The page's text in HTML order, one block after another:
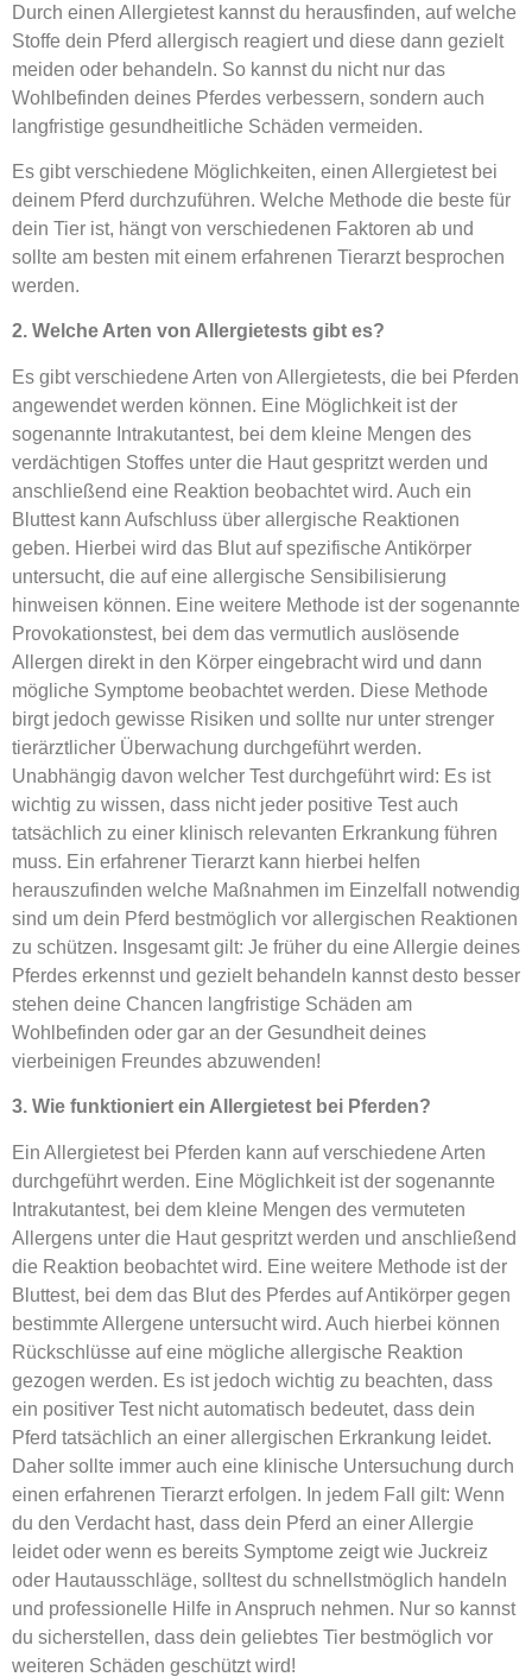
Durch einen Allergietest kannst du herausfinden, auf welche
Stoffe dein Pferd allergisch reagiert und diese dann gezielt
meiden oder behandeln. So kannst du nicht nur das
Wohlbefinden deines Pferdes verbessern, sondern auch
langfristige gesundheitliche Schäden vermeiden.
Es gibt verschiedene Möglichkeiten, einen Allergietest bei
deinem Pferd durchzuführen. Welche Methode die beste für
dein Tier ist, hängt von verschiedenen Faktoren ab und
sollte am besten mit einem erfahrenen Tierarzt besprochen
werden.
2. Welche Arten von Allergietests gibt es?
Es gibt verschiedene Arten von Allergietests, die bei Pferden
angewendet werden können. Eine Möglichkeit ist der
sogenannte Intrakutantest, bei dem kleine Mengen des
verdächtigen Stoffes unter die Haut gespritzt werden und
anschließend eine Reaktion beobachtet wird. Auch ein
Bluttest kann Aufschluss über allergische Reaktionen
geben. Hierbei wird das Blut auf spezifische Antikörper
untersucht, die auf eine allergische Sensibilisierung
hinweisen können. Eine weitere Methode ist der sogenannte
Provokationstest, bei dem das vermutlich auslösende
Allergen direkt in den Körper eingebracht wird und dann
mögliche Symptome beobachtet werden. Diese Methode
birgt jedoch gewisse Risiken und sollte nur unter strenger
tierärztlicher Überwachung durchgeführt werden.
Unabhängig davon welcher Test durchgeführt wird: Es ist
wichtig zu wissen, dass nicht jeder positive Test auch
tatsächlich zu einer klinisch relevanten Erkrankung führen
muss. Ein erfahrener Tierarzt kann hierbei helfen
herauszufinden welche Maßnahmen im Einzelfall notwendig
sind um dein Pferd bestmöglich vor allergischen Reaktionen
zu schützen. Insgesamt gilt: Je früher du eine Allergie deines
Pferdes erkennst und gezielt behandeln kannst desto besser
stehen deine Chancen langfristige Schäden am
Wohlbefinden oder gar an der Gesundheit deines
vierbeinigen Freundes abzuwenden!
3. Wie funktioniert ein Allergietest bei Pferden?
Ein Allergietest bei Pferden kann auf verschiedene Arten
durchgeführt werden. Eine Möglichkeit ist der sogenannte
Intrakutantest, bei dem kleine Mengen des vermuteten
Allergens unter die Haut gespritzt werden und anschließend
die Reaktion beobachtet wird. Eine weitere Methode ist der
Bluttest, bei dem das Blut des Pferdes auf Antikörper gegen
bestimmte Allergene untersucht wird. Auch hierbei können
Rückschlüsse auf eine mögliche allergische Reaktion
gezogen werden. Es ist jedoch wichtig zu beachten, dass
ein positiver Test nicht automatisch bedeutet, dass dein
Pferd tatsächlich an einer allergischen Erkrankung leidet.
Daher sollte immer auch eine klinische Untersuchung durch
einen erfahrenen Tierarzt erfolgen. In jedem Fall gilt: Wenn
du den Verdacht hast, dass dein Pferd an einer Allergie
leidet oder wenn es bereits Symptome zeigt wie Juckreiz
oder Hautausschläge, solltest du schnellstmöglich handeln
und professionelle Hilfe in Anspruch nehmen. Nur so kannst
du sicherstellen, dass dein geliebtes Tier bestmöglich vor
weiteren Schäden geschützt wird!